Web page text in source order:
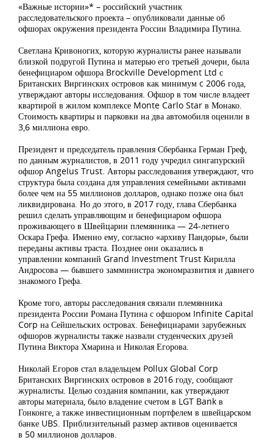
«Важные истории»* – российский участник
расследовательского проекта – опубликовали данные об
офшорах окружения президента России Владимира Путина.
Светлана Кривоногих, которую журналисты ранее называли
близкой подругой Путина и матерью его третьей дочери, была
бенефициаром офшора Brockville Development Ltd с
Британских Виргинских островов как минимум c 2006 года,
утверждают авторы исследования. Офшор в том числе владеет
квартирой в жилом комплексе Monte Carlo Star в Монако.
Стоимость квартиры и парковки на два автомобиля оценили в
3,6 миллиона евро.
Президент и председатель правления Сбербанка Герман Греф,
по данным журналистов, в 2011 году учредил сингапурский
офшор Angelus Trust. Авторы расследования утверждают, что
структура была создана для управления семейными активами
более чем на 55 миллионов долларов, однако позже она был
ликвидирована. Но до этого, в 2017 году, глава Сбербанка
решил сделать управляющим и бенефициаром офшора
проживающего в Швейцарии племянника — 24-летнего
Оскара Грефа. Именно ему, согласно «архиву Пандоры», были
переданы активы траста. Позднее они оказались в
управлении компаний Grand Investment Trust Кирилла
Андросова — бывшего замминистра экономразвития и давнего
знакомого Грефа.
Кроме того, авторы расследования связали племянника
президента России Романа Путина с офшором Infinite Capital
Corp на Сейшельских островах. Бенефициарами зарубежных
офшоров журналисты также назвали студенческих друзей
Путина Виктора Хмарина и Николая Егорова.
Николай Егоров стал владельцем Pollux Global Corp
Британских Виргинских островов в 2016 году, сообщают
журналисты. Целью создания компании, как утверждают
авторы материала, было владение счетом в LGT Bank в
Гонконге, а также инвестиционным портфелем в швейцарском
банке UBS. Приблизительный размер активов оценивается
в 50 миллионов долларов.